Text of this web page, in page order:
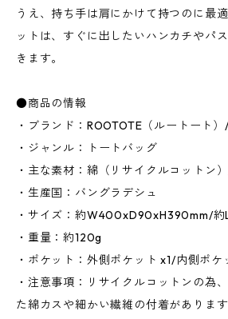
うえ、持ち手は肩にかけて持つのに最
ットは、すぐに出したいハンカチやパ
きます。
●商品の情報
・ブランド：ROOTOTE（ルートート
・ジャンル：トートバッグ
・主な素材：綿（リサイクルコットン
・生産国：バングラデシュ
・サイズ：約W400xD90xH390mm/約
・重量：約120g
・ポケット：外側ポケット x1/内側ポケ
・注意事項：リサイクルコットンの為
た綿カスや細かい繊維の付着がありま